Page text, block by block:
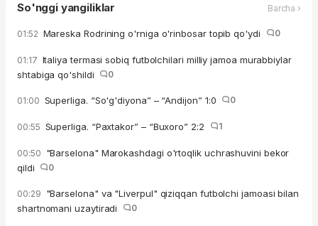
So'nggi yangiliklar Barcha ›
01:52 Mareska Rodrining o'rniga o'rinbosar topib qo'ydi 0
01:17 Italiya termasi sobiq futbolchilari milliy jamoa murabbiylar
shtabiga qo'shildi
0
01:00 Superliga. “So'g'diyona” – “Andijon” 1:0 0
00:55 Superliga. “Paxtakor” – “Buxoro” 2:2 1
00:50 "Barselona" Marokashdagi o'rtoqlik uchrashuvini bekor
qildi
0
00:29 "Barselona" va "Liverpul" qiziqqan futbolchi jamoasi bilan
shartnomani uzaytiradi
0